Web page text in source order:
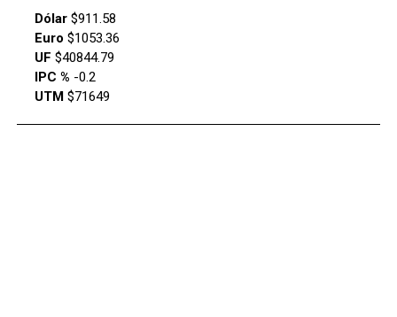
Dólar$911.58
Euro $1053.36
UF $40844.79
IPC % -0.2
UTM$71649